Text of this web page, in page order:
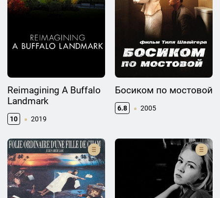
Reimagining A Buffalo
Landmark
10 2019
Босиком по мостовой
6.8 2005